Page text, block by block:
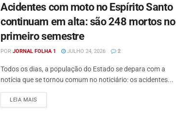
Acidentes com moto no Espírito Santo
continuam em alta: são 248 mortos no
primeiro semestre
POR JORNAL FOLHA 1 JULHO 24, 2026 2
Todos os dias, a população do Estado se depara com a
notícia que se tornou comum no noticiário: os acidentes...
LEIA MAIS